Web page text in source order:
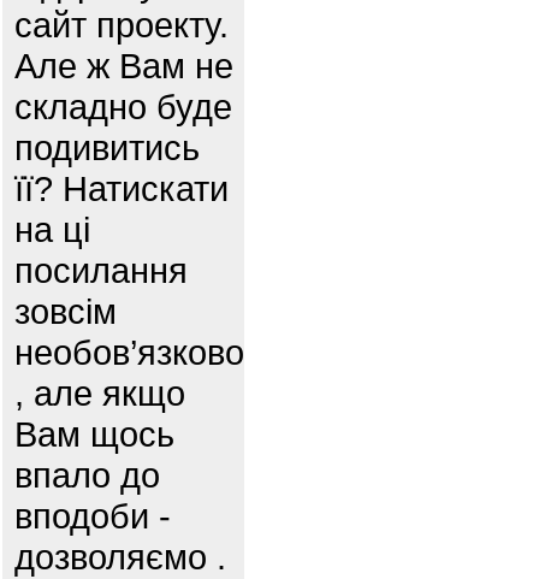
сайт проекту.
Але ж Вам не
складно буде
подивитись
її? Натискати
на ці
посилання
зовсім
необов’язково
, але якщо
Вам щось
впало до
вподоби -
дозволяємо .